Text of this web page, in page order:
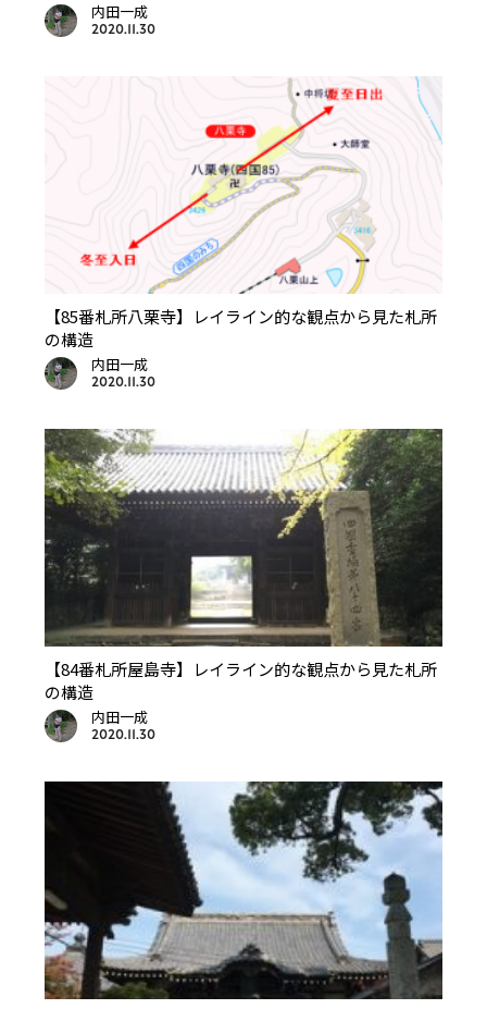
内田一成
2020.11.30
【85番札所八栗寺】レイライン的な観点から見た札所
の構造
内田一成
2020.11.30
【84番札所屋島寺】レイライン的な観点から見た札所
の構造
内田一成
2020.11.30